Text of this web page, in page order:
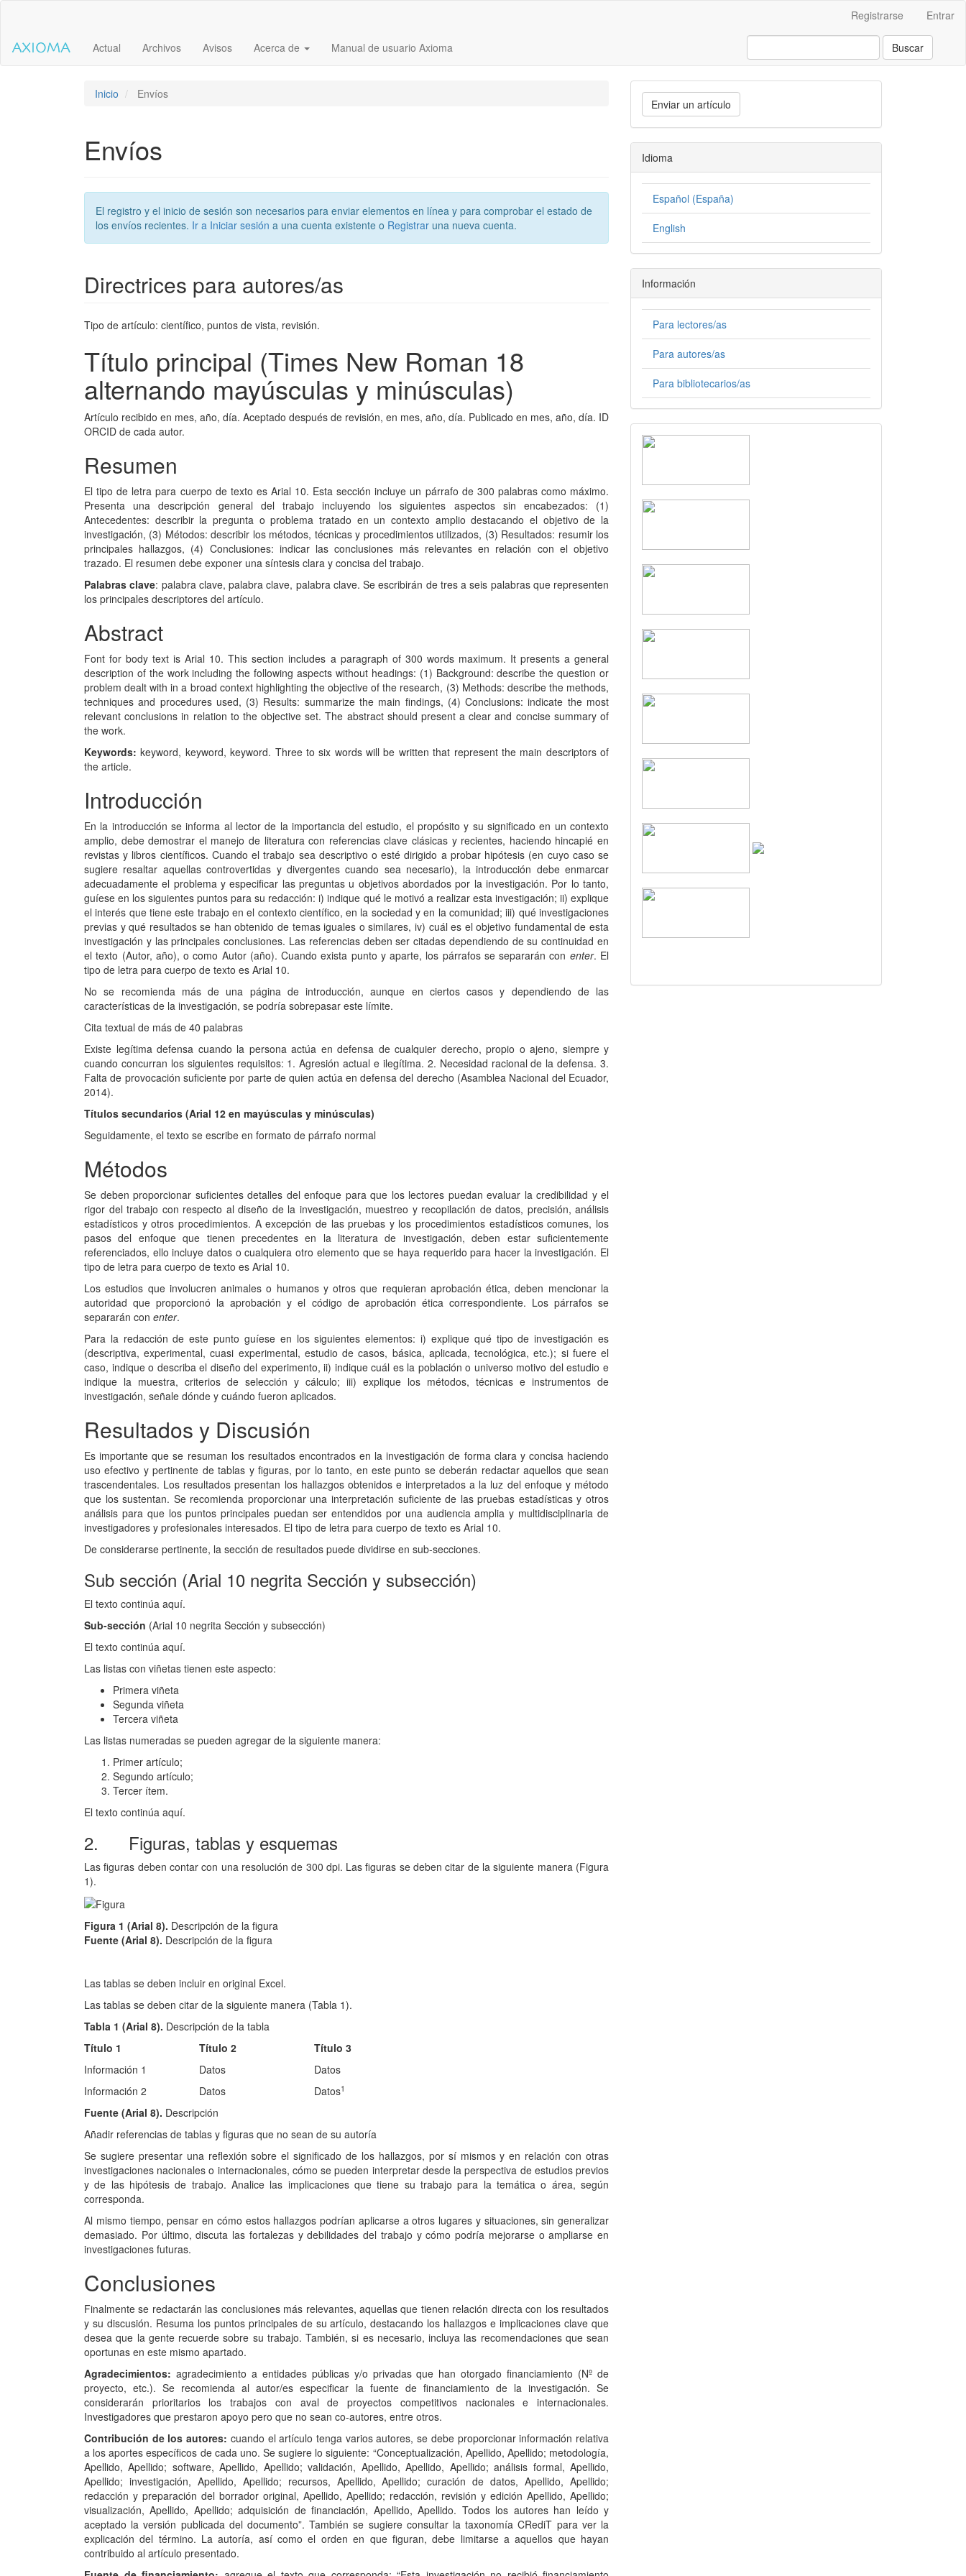
contenido
de
Registrarse Entrar
Actual Archivos Avisos Acerca de Manual de usuario Axioma Buscar
Inicio Envíos
Envíos
El registro y el inicio de sesión son necesarios para enviar elementos en línea y para comprobar el estado de
los envíos recientes. Ir a Iniciar sesión a una cuenta existente o Registrar una nueva cuenta.
Directrices para autores/as
Tipo de artículo: científico, puntos de vista, revisión.
Título principal (Times New Roman 18
alternando mayúsculas y minúsculas)
Artículo recibido en mes, año, día. Aceptado después de revisión, en mes, año, día. Publicado en mes, año, día. ID
ORCID de cada autor.
Resumen
El tipo de letra para cuerpo de texto es Arial 10. Esta sección incluye un párrafo de 300 palabras como máximo.
Presenta una descripción general del trabajo incluyendo los siguientes aspectos sin encabezados: (1)
Antecedentes: describir la pregunta o problema tratado en un contexto amplio destacando el objetivo de la
investigación, (3) Métodos: describir los métodos, técnicas y procedimientos utilizados, (3) Resultados: resumir los
principales hallazgos, (4) Conclusiones: indicar las conclusiones más relevantes en relación con el objetivo
trazado. El resumen debe exponer una síntesis clara y concisa del trabajo.
Palabras clave: palabra clave, palabra clave, palabra clave. Se escribirán de tres a seis palabras que representen
los principales descriptores del artículo.
Abstract
Font for body text is Arial 10. This section includes a paragraph of 300 words maximum. It presents a general
description of the work including the following aspects without headings: (1) Background: describe the question or
problem dealt with in a broad context highlighting the objective of the research, (3) Methods: describe the methods,
techniques and procedures used, (3) Results: summarize the main findings, (4) Conclusions: indicate the most
relevant conclusions in relation to the objective set. The abstract should present a clear and concise summary of
the work.
Keywords:keyword, keyword, keyword. Three to six words will be written that represent the main descriptors of
the article.
Introducción
En la introducción se informa al lector de la importancia del estudio, el propósito y su significado en un contexto
amplio, debe demostrar el manejo de literatura con referencias clave clásicas y recientes, haciendo hincapié en
revistas y libros científicos. Cuando el trabajo sea descriptivo o esté dirigido a probar hipótesis (en cuyo caso se
sugiere resaltar aquellas controvertidas y divergentes cuando sea necesario), la introducción debe enmarcar
adecuadamente el problema y especificar las preguntas u objetivos abordados por la investigación. Por lo tanto,
guíese en los siguientes puntos para su redacción: i) indique qué le motivó a realizar esta investigación; ii) explique
el interés que tiene este trabajo en el contexto científico, en la sociedad y en la comunidad; iii) qué investigaciones
previas y qué resultados se han obtenido de temas iguales o similares, iv) cuál es el objetivo fundamental de esta
investigación y las principales conclusiones. Las referencias deben ser citadas dependiendo de su continuidad en
el texto (Autor, año), o como Autor (año). Cuando exista punto y aparte, los párrafos se separarán con enter. El
tipo de letra para cuerpo de texto es Arial 10.
No se recomienda más de una página de introducción, aunque en ciertos casos y dependiendo de las
características de la investigación, se podría sobrepasar este límite.
Cita textual de más de 40 palabras
Existe legítima defensa cuando la persona actúa en defensa de cualquier derecho, propio o ajeno, siempre y
cuando concurran los siguientes requisitos: 1. Agresión actual e ilegítima. 2. Necesidad racional de la defensa. 3.
Falta de provocación suficiente por parte de quien actúa en defensa del derecho (Asamblea Nacional del Ecuador,
2014).
Títulos secundarios (Arial 12 en mayúsculas y minúsculas)
Seguidamente, el texto se escribe en formato de párrafo normal
Métodos
Se deben proporcionar suficientes detalles del enfoque para que los lectores puedan evaluar la credibilidad y el
rigor del trabajo con respecto al diseño de la investigación, muestreo y recopilación de datos, precisión, análisis
estadísticos y otros procedimientos. A excepción de las pruebas y los procedimientos estadísticos comunes, los
pasos del enfoque que tienen precedentes en la literatura de investigación, deben estar suficientemente
referenciados, ello incluye datos o cualquiera otro elemento que se haya requerido para hacer la investigación. El
tipo de letra para cuerpo de texto es Arial 10.
Los estudios que involucren animales o humanos y otros que requieran aprobación ética, deben mencionar la
autoridad que proporcionó la aprobación y el código de aprobación ética correspondiente. Los párrafos se
separarán con enter.
Para la redacción de este punto guíese en los siguientes elementos: i) explique qué tipo de investigación es
(descriptiva, experimental, cuasi experimental, estudio de casos, básica, aplicada, tecnológica, etc.); si fuere el
caso, indique o describa el diseño del experimento, ii) indique cuál es la población o universo motivo del estudio e
indique la muestra, criterios de selección y cálculo; iii) explique los métodos, técnicas e instrumentos de
investigación, señale dónde y cuándo fueron aplicados.
Resultados y Discusión
Es importante que se resuman los resultados encontrados en la investigación de forma clara y concisa haciendo
uso efectivo y pertinente de tablas y figuras, por lo tanto, en este punto se deberán redactar aquellos que sean
trascendentales. Los resultados presentan los hallazgos obtenidos e interpretados a la luz del enfoque y método
que los sustentan. Se recomienda proporcionar una interpretación suficiente de las pruebas estadísticas y otros
análisis para que los puntos principales puedan ser entendidos por una audiencia amplia y multidisciplinaria de
investigadores y profesionales interesados. El tipo de letra para cuerpo de texto es Arial 10.
De considerarse pertinente, la sección de resultados puede dividirse en sub-secciones.
Sub sección (Arial 10 negrita Sección y subsección)
El texto continúa aquí.
Sub-sección (Arial 10 negrita Sección y subsección)
El texto continúa aquí.
Las listas con viñetas tienen este aspecto:
Primera viñeta
Segunda viñeta
Tercera viñeta
Las listas numeradas se pueden agregar de la siguiente manera:
Primer artículo;
Segundo artículo;
Tercer ítem.
El texto continúa aquí.
2. Figuras, tablas y esquemas
Las figuras deben contar con una resolución de 300 dpi. Las figuras se deben citar de la siguiente manera (Figura
1).
Figura 1 (Arial 8). Descripción de la figura
Fuente (Arial 8). Descripción de la figura
Las tablas se deben incluir en original Excel.
Las tablas se deben citar de la siguiente manera (Tabla 1).
Tabla 1 (Arial 8). Descripción de la tabla
Título 1
Título 2
Título 3
Información 1
Datos
Datos
Información 2
Datos Datos1
Fuente (Arial 8). Descripción
Añadir referencias de tablas y figuras que no sean de su autoría
Se sugiere presentar una reflexión sobre el significado de los hallazgos, por sí mismos y en relación con otras
investigaciones nacionales o internacionales, cómo se pueden interpretar desde la perspectiva de estudios previos
y de las hipótesis de trabajo. Analice las implicaciones que tiene su trabajo para la temática o área, según
corresponda.
Al mismo tiempo, pensar en cómo estos hallazgos podrían aplicarse a otros lugares y situaciones, sin generalizar
demasiado. Por último, discuta las fortalezas y debilidades del trabajo y cómo podría mejorarse o ampliarse en
investigaciones futuras.
Conclusiones
Finalmente se redactarán las conclusiones más relevantes, aquellas que tienen relación directa con los resultados
y su discusión. Resuma los puntos principales de su artículo, destacando los hallazgos e implicaciones clave que
desea que la gente recuerde sobre su trabajo. También, si es necesario, incluya las recomendaciones que sean
oportunas en este mismo apartado.
Agradecimientos: agradecimiento a entidades públicas y/o privadas que han otorgado financiamiento (Nº de
proyecto, etc.). Se recomienda al autor/es especificar la fuente de financiamiento de la investigación. Se
considerarán prioritarios los trabajos con aval de proyectos competitivos nacionales e internacionales.
Investigadores que prestaron apoyo pero que no sean co-autores, entre otros.
Contribución de los autores: cuando el artículo tenga varios autores, se debe proporcionar información relativa
a los aportes específicos de cada uno. Se sugiere lo siguiente: “Conceptualización, Apellido, Apellido; metodología,
Apellido, Apellido; software, Apellido, Apellido; validación, Apellido, Apellido, Apellido; análisis formal, Apellido,
Apellido; investigación, Apellido, Apellido; recursos, Apellido, Apellido; curación de datos, Apellido, Apellido;
redacción y preparación del borrador original, Apellido, Apellido; redacción, revisión y edición Apellido, Apellido;
visualización, Apellido, Apellido; adquisición de financiación, Apellido, Apellido. Todos los autores han leído y
aceptado la versión publicada del documento”. También se sugiere consultar la taxonomía CRediT para ver la
explicación del término. La autoría, así como el orden en que figuran, debe limitarse a aquellos que hayan
contribuido al artículo presentado.
Enviar un artículo
Idioma
Español (España)
English
Información
Para lectores/as
Para autores/as
Para bibliotecarios/as